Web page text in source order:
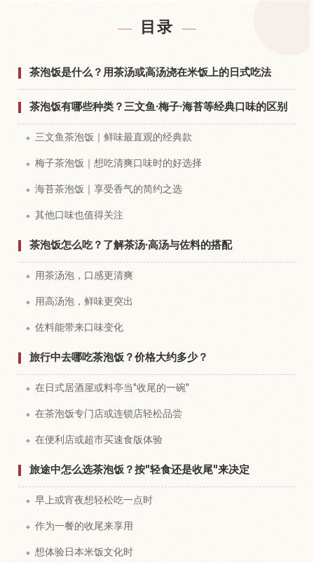
目录
茶泡饭是什么？用茶汤或高汤浇在米饭上的日式吃法
茶泡饭有哪些种类？三文鱼·梅子·海苔等经典口味的区别
三文鱼茶泡饭｜鲜味最直观的经典款
梅子茶泡饭｜想吃清爽口味时的好选择
海苔茶泡饭｜享受香气的简约之选
其他口味也值得关注
茶泡饭怎么吃？了解茶汤·高汤与佐料的搭配
用茶汤泡，口感更清爽
用高汤泡，鲜味更突出
佐料能带来口味变化
旅行中去哪吃茶泡饭？价格大约多少？
在日式居酒屋或料亭当"收尾的一碗"
在茶泡饭专门店或连锁店轻松品尝
在便利店或超市买速食版体验
旅途中怎么选茶泡饭？按"轻食还是收尾"来决定
早上或宵夜想轻松吃一点时
作为一餐的收尾来享用
想体验日本米饭文化时